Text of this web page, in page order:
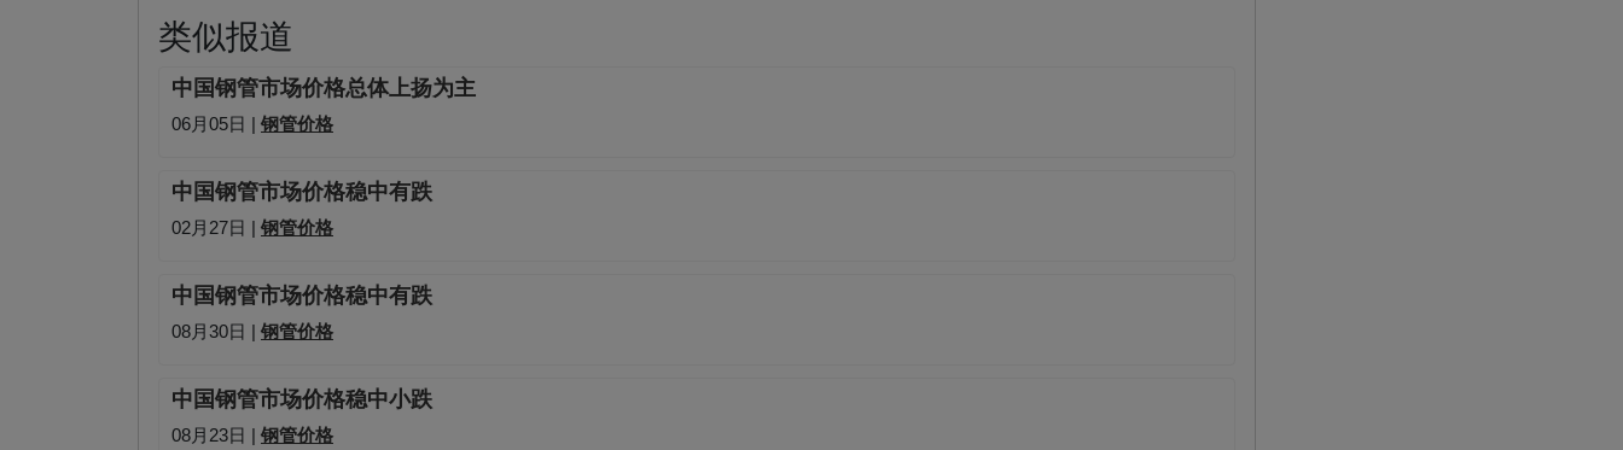
类似报道
中国钢管市场价格总体上扬为主
06月05日 | 钢管价格
中国钢管市场价格稳中有跌
02月27日 | 钢管价格
中国钢管市场价格稳中有跌
08月30日 | 钢管价格
中国钢管市场价格稳中小跌
08月23日 | 钢管价格